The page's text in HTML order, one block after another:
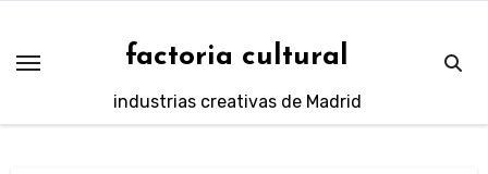
contenido
factoria cultural
industrias creativas de Madrid